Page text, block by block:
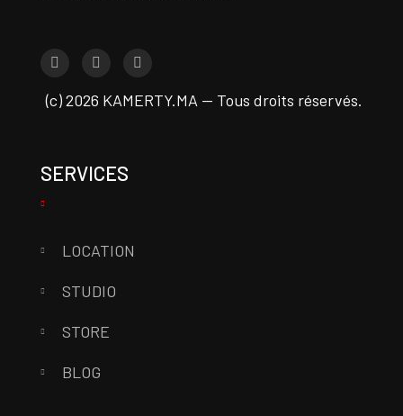
(c) 2026 KAMERTY.MA — Tous droits réservés.
SERVICES
LOCATION
STUDIO
STORE
BLOG